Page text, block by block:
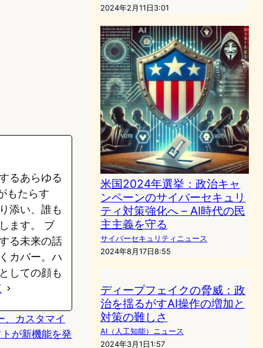
るあらゆる
もたらす
添い、誰も
ます。 ブ
る未来の話
カバー。ハ
しての顔も
カスタマイ
が新機能を発
2024年2月11日3:01
米国2024年選挙：政治キャ
ンペーンのサイバーセキュリ
ティ対策強化へ – AI時代の民
主主義を守る
サイバーセキュリティニュース
2024年8月17日8:55
ディープフェイクの脅威：政
治を揺るがすAI操作の増加と
対策の難しさ
AI（人工知能）ニュース
2024年3月1日1:57